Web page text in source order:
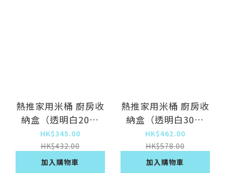
熱推家用米桶 廚房收
納盒（透明白20磅
裝）
HK$345.00
HK$432.00
加入購物車
熱推家用米桶 廚房收
納盒（透明白30磅
裝）
HK$462.00
HK$578.00
加入購物車